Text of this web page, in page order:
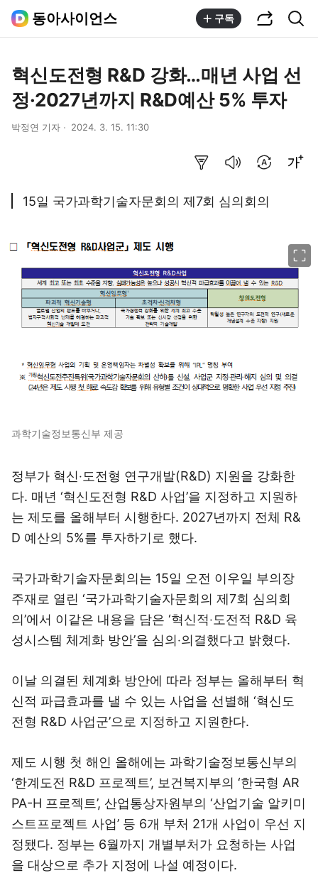
동아사이언스 구독
혁신도전형 R&D 강화…매년 사업 선
정·2027년까지 R&D예산 5% 투자
박정연 기자 2024. 3. 15. 11:30
15일 국가과학기술자문회의 제7회 심의회의
과학기술정보통신부 제공
정부가 혁신‧도전형 연구개발(R&D) 지원을 강화한
다. 매년 ‘혁신도전형 R&D 사업’을 지정하고 지원하
는 제도를 올해부터 시행한다. 2027년까지 전체 R&
D 예산의 5%를 투자하기로 했다.
국가과학기술자문회의는 15일 오전 이우일 부의장
주재로 열린 ‘국가과학기술자문회의 제7회 심의회
의’에서 이같은 내용을 담은 ‘혁신적‧도전적 R&D 육
성시스템 체계화 방안’을 심의‧의결했다고 밝혔다.
이날 의결된 체계화 방안에 따라 정부는 올해부터 혁
신적 파급효과를 낼 수 있는 사업을 선별해 ‘혁신도
전형 R&D 사업군’으로 지정하고 지원한다.
제도 시행 첫 해인 올해에는 과학기술정보통신부의
‘한계도전 R&D 프로젝트’, 보건복지부의 ‘한국형 AR
PA-H 프로젝트’, 산업통상자원부의 ‘산업기술 알키미
스트프로젝트 사업’ 등 6개 부처 21개 사업이 우선 지
정됐다. 정부는 6월까지 개별부처가 요청하는 사업
을 대상으로 추가 지정에 나설 예정이다.